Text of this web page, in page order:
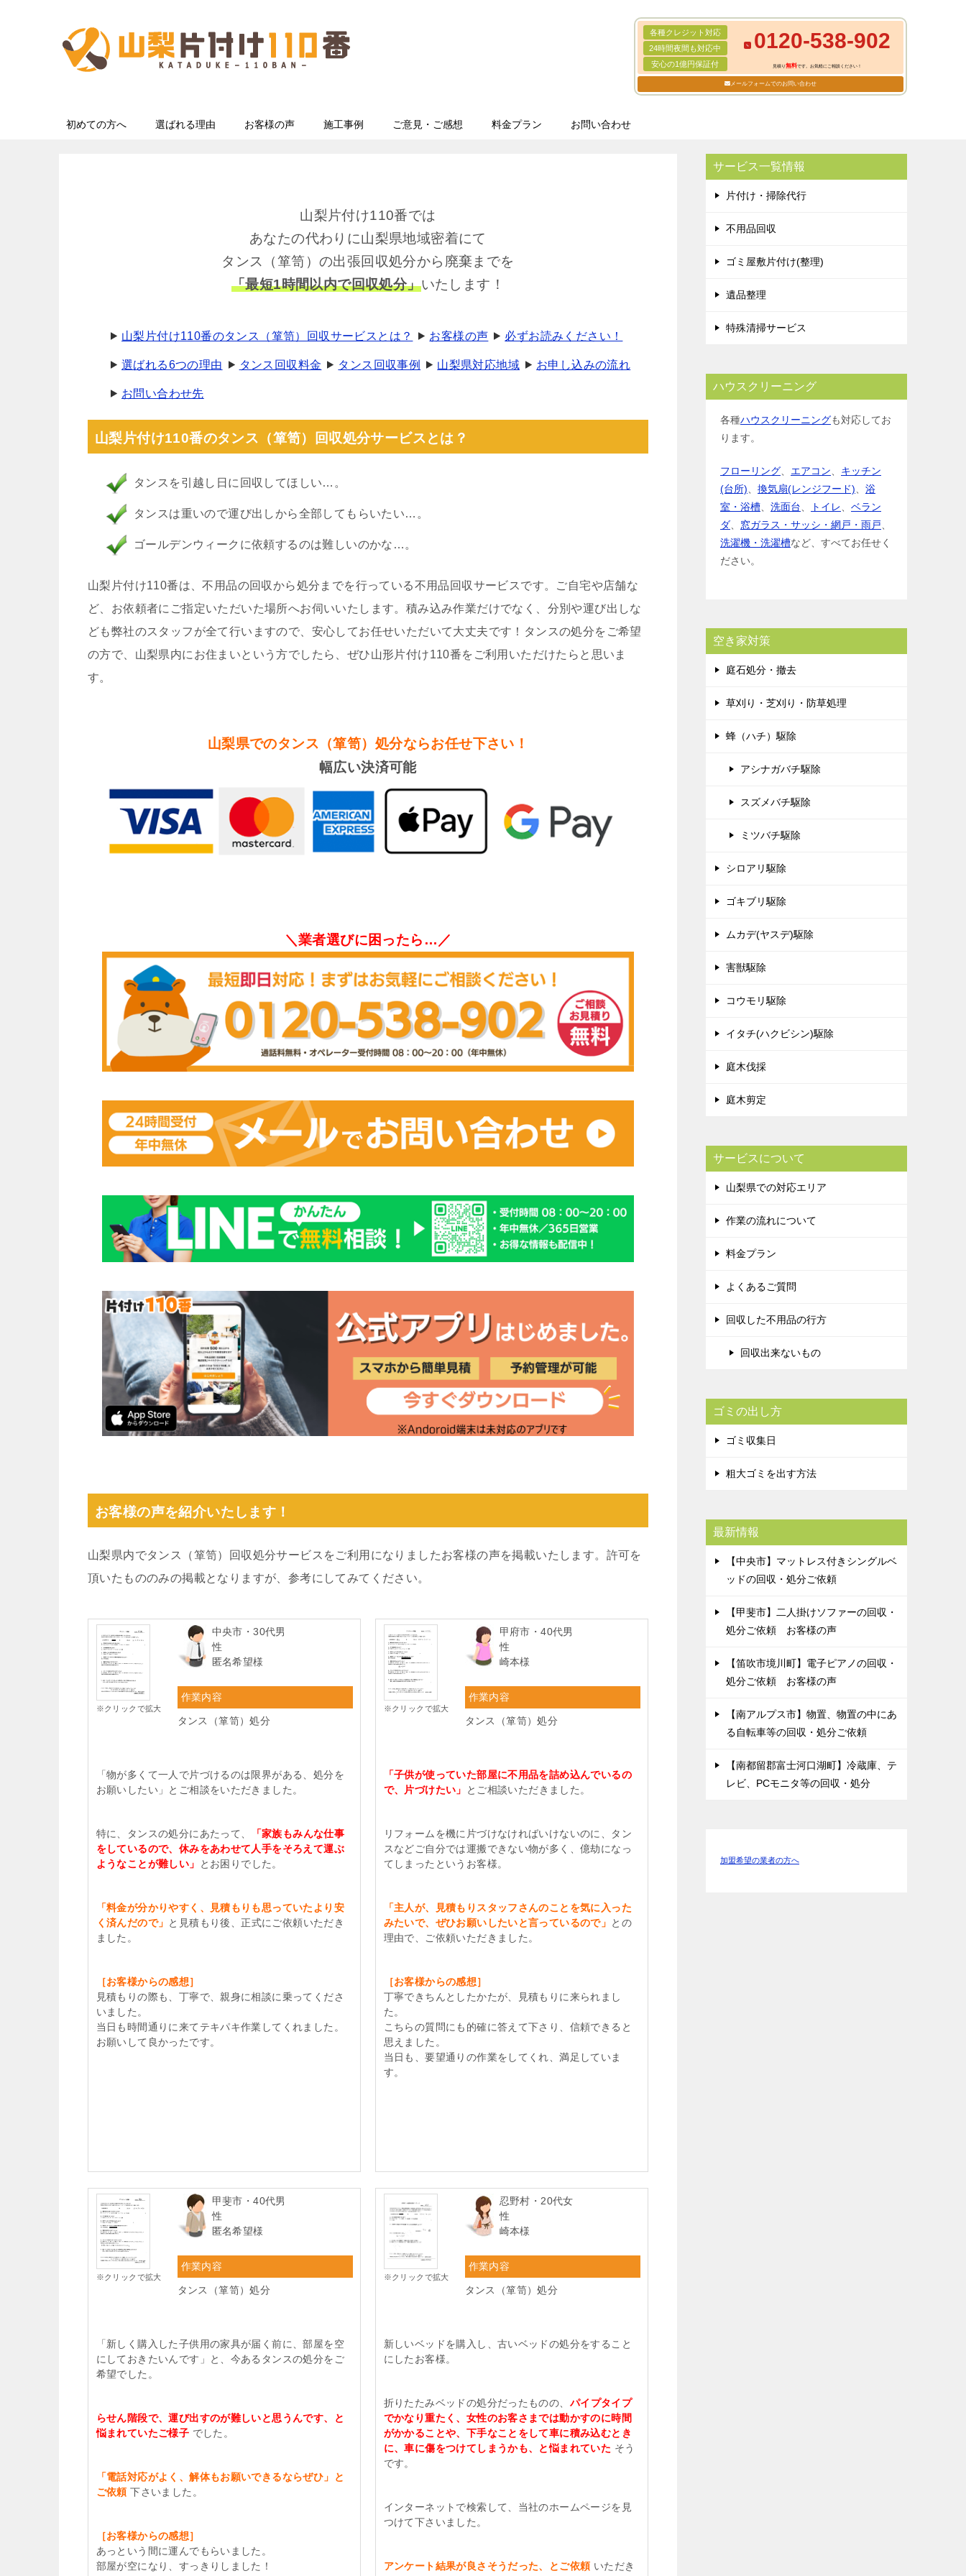
各種クレジット対応
24時間夜間も対応中
安心の1億円保証付
0120-538-902
見積り無料です。お気軽にご相談ください！
メールフォームでのお問い合わせ
初めての方へ 選ばれる理由 お客様の声 施工事例 ご意見・ご感想 料金プラン お問い合わせ
山梨片付け110番では
あなたの代わりに山梨県地域密着にて
タンス（箪笥）の出張回収処分から廃棄までを
「最短1時間以内で回収処分」いたします！
山梨片付け110番のタンス（箪笥）回収サービスとは？ お客様の声 必ずお読みください！
選ばれる6つの理由 タンス回収料金 タンス回収事例 山梨県対応地域 お申し込みの流れ
お問い合わせ先
山梨片付け110番のタンス（箪笥）回収処分サービスとは？
タンスを引越し日に回収してほしい…。
タンスは重いので運び出しから全部してもらいたい…。
ゴールデンウィークに依頼するのは難しいのかな…。
山梨片付け110番は、不用品の回収から処分までを行っている不用品回収サービスです。ご自宅や店舗な
ど、お依頼者にご指定いただいた場所へお伺いいたします。積み込み作業だけでなく、分別や運び出しな
ども弊社のスタッフが全て行いますので、安心してお任せいただいて大丈夫です！タンスの処分をご希望
の方で、山梨県内にお住まいという方でしたら、ぜひ山形片付け110番をご利用いただけたらと思いま
す。
山梨県でのタンス（箪笥）処分ならお任せ下さい！
幅広い決済可能
＼業者選びに困ったら…／
お客様の声を紹介いたします！
山梨県内でタンス（箪笥）回収処分サービスをご利用になりましたお客様の声を掲載いたします。許可を
頂いたもののみの掲載となりますが、参考にしてみてください。
※クリックで拡大
中央市・30代男
性
匿名希望様
作業内容
タンス（箪笥）処分
「物が多くて一人で片づけるのは限界がある、処分を
お願いしたい」とご相談をいただきました。
特に、タンスの処分にあたって、
「家族もみんな仕事
をしているので、休みをあわせて人手をそろえて運ぶ
ようなことが難しい」
とお困りでした。
「料金が分かりやすく、見積もりも思っていたより安
く済んだので」 と見積もり後、正式にご依頼いただき
ました。
［お客様からの感想］
見積もりの際も、丁寧で、親身に相談に乗ってくださ
いました。
当日も時間通りに来てテキパキ作業してくれました。
お願いして良かったです。
※クリックで拡大
甲府市・40代男
性
崎本様
作業内容
タンス（箪笥）処分
「子供が使っていた部屋に不用品を詰め込んでいるの
で、片づけたい」
とご相談いただきました。
リフォームを機に片づけなければいけないのに、タン
スなどご自分では運搬できない物が多く、億劫になっ
てしまったというお客様。
「主人が、見積もりスタッフさんのことを気に入った
みたいで、ぜひお願いしたいと言っているので」 との
理由で、ご依頼いただきました。
［お客様からの感想］
丁寧できちんとしたかたが、見積もりに来られまし
た。
こちらの質問にも的確に答えて下さり、信頼できると
思えました。
当日も、要望通りの作業をしてくれ、満足していま
す。
※クリックで拡大
甲斐市・40代男
性
匿名希望様
作業内容
タンス（箪笥）処分
「新しく購入した子供用の家具が届く前に、部屋を空
にしておきたいんです」と、今あるタンスの処分をご
希望でした。
らせん階段で、運び出すのが難しいと思うんです、と
悩まれていたご様子 でした。
「電話対応がよく、解体もお願いできるならぜひ」と
ご依頼 下さいました。
［お客様からの感想］
あっという間に運んでもらいました。
部屋が空になり、すっきりしました！
※クリックで拡大
忍野村・20代女
性
崎本様
作業内容
タンス（箪笥）処分
新しいベッドを購入し、古いベッドの処分をすること
にしたお客様。
折りたたみベッドの処分だったものの、 パイプタイプ
でかなり重たく、女性のお客さまでは動かすのに時間
がかかることや、下手なことをして車に積み込むとき
に、車に傷をつけてしまうかも、と悩まれていた そう
です。
インターネットで検索して、当社のホームページを見
つけて下さいました。
アンケート結果が良さそうだった、とご依頼 いただき
サービス一覧情報
片付け・掃除代行
不用品回収
ゴミ屋敷片付け(整理)
遺品整理
特殊清掃サービス
ハウスクリーニング
各種ハウスクリーニングも対応してお
ります。
フローリング エアコン
キッチン
(台所)
換気扇(レンジフード)
浴
室・浴槽
洗面台 トイレ
ベラン
ダ
窓ガラス・サッシ・網戸・雨戸
洗濯機・洗濯槽など、すべてお任せく
ださい。
空き家対策
庭石処分・撤去
草刈り・芝刈り・防草処理
蜂（ハチ）駆除
アシナガバチ駆除
スズメバチ駆除
ミツバチ駆除
シロアリ駆除
ゴキブリ駆除
ムカデ(ヤスデ)駆除
害獣駆除
コウモリ駆除
イタチ(ハクビシン)駆除
庭木伐採
庭木剪定
サービスについて
山梨県での対応エリア
作業の流れについて
料金プラン
よくあるご質問
回収した不用品の行方
回収出来ないもの
ゴミの出し方
ゴミ収集日
粗大ゴミを出す方法
最新情報
【中央市】マットレス付きシングルベ
ッドの回収・処分ご依頼
【甲斐市】二人掛けソファーの回収・
処分ご依頼 お客様の声
【笛吹市境川町】電子ピアノの回収・
処分ご依頼 お客様の声
【南アルプス市】物置、物置の中にあ
る自転車等の回収・処分ご依頼
【南都留郡富士河口湖町】冷蔵庫、テ
レビ、PCモニタ等の回収・処分
加盟希望の業者の方へ